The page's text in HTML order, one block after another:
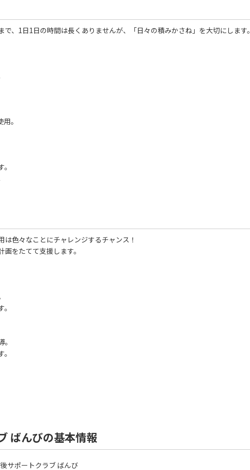
、1日1日の時間は長くありませんが、「日々の積みかさね」を大切にします。
。
色々なことにチャレンジするチャンス！
をたてて支援します。
ばんびの基本情報
サポートクラブ ばんび